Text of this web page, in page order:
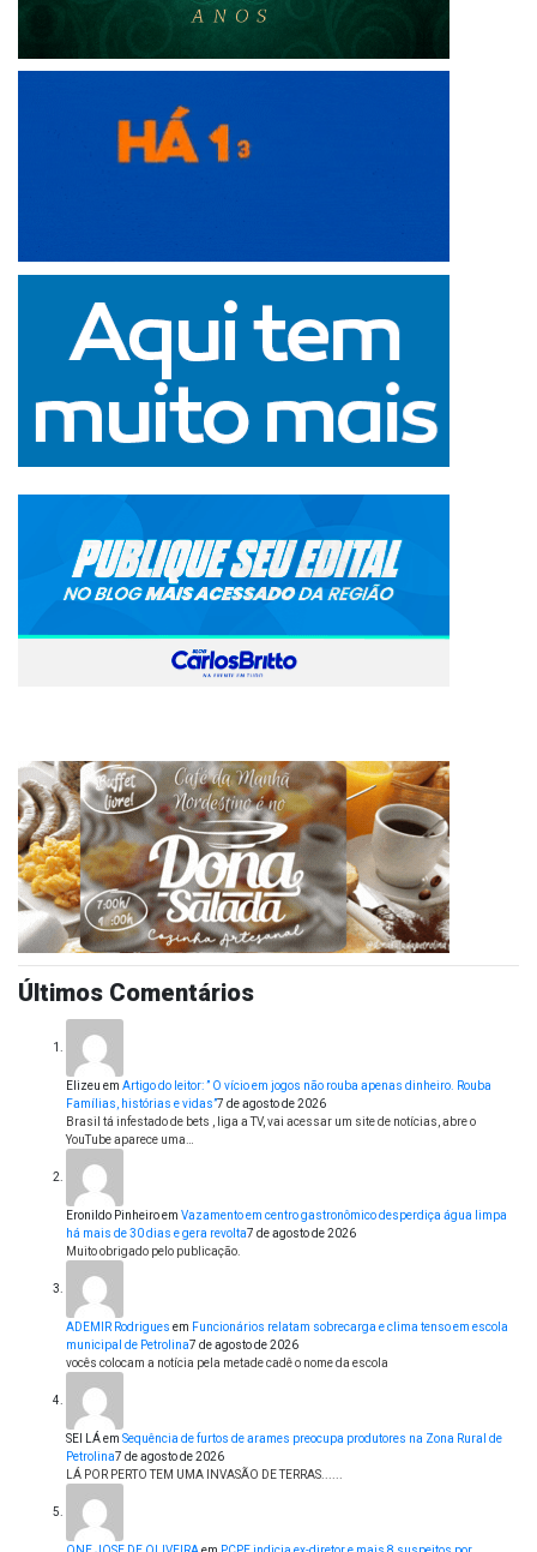
Últimos Comentários
Elizeu em Artigo do leitor: ” O vício em jogos não rouba apenas dinheiro. Rouba
Famílias, histórias e vidas”7 de agosto de 2026
Brasil tá infestado de bets , liga a TV, vai acessar um site de notícias, abre o
YouTube aparece uma…
Eronildo Pinheiroem Vazamento em centro gastronômico desperdiça água limpa
há mais de 30 dias e gera revolta7 de agosto de 2026
Muito obrigado pelo publicação.
ADEMIR Rodrigues em Funcionários relatam sobrecarga e clima tenso em escola
municipal de Petrolina7 de agosto de 2026
vocês colocam a notícia pela metade cadê o nome da escola
SEI LÁem Sequência de furtos de arames preocupa produtores na Zona Rural de
Petrolina7 de agosto de 2026
LÁ POR PERTO TEM UMA INVASÃO DE TERRAS......